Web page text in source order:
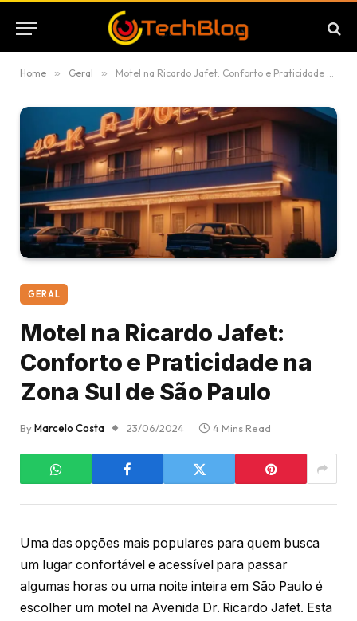
Home » Geral » Motel na Ricardo Jafet: Conforto e Praticidade na Zona Sul de São Paulo
GERAL
Motel na Ricardo Jafet:
Conforto e Praticidade na
Zona Sul de São Paulo
ByMarcelo Costa 23/06/2024 4 Mins Read
Uma das opções mais populares para quem busca
um lugar confortável e acessível para passar
algumas horas ou uma noite inteira em São Paulo é
escolher um motel na Avenida Dr. Ricardo Jafet. Esta